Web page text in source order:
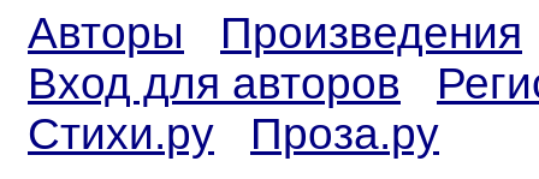
Авторы
Произведения
Вход для авторов
Стихи.ру
Проза.ру